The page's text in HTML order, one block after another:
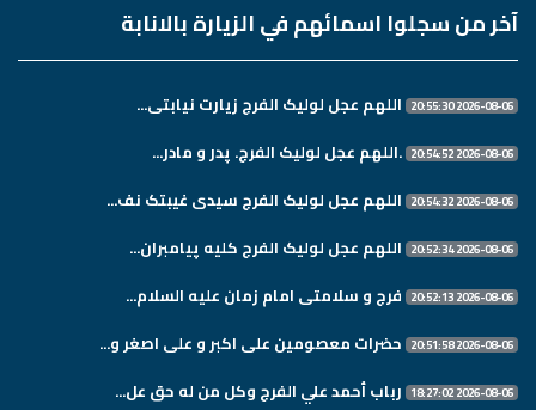
آخر من سجلوا اسمائهم في الزيارة بالانابة
2026-08-06 20:55:30 اللهم عجل لولیک الفرج زیارت نیابتی...
2026-08-06 20:54:52 .اللهم عجل لولیک الفرج. پدر و مادر...
2026-08-06 20:54:32 اللهم عجل لولیک الفرج سیدی غیبتک نف...
2026-08-06 20:52:34 اللهم عجل لولیک الفرج کلیه پیامبران...
2026-08-06 20:52:13 فرج و سلامتی امام زمان علیه السلام...
2026-08-06 20:51:58 حضرات معصومین علی اکبر و علی اصغر و...
2026-08-06 18:27:02 رباب أحمد علي الفرج وكل من له حق عل...